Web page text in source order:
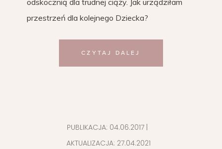
odskocznią dla trudnej ciąży. Jak urządziłam
przestrzeń dla kolejnego Dziecka?
CZYTAJ DALEJ
PUBLIKACJA: 04.06.2017
AKTUALIZACJA: 27.04.2021